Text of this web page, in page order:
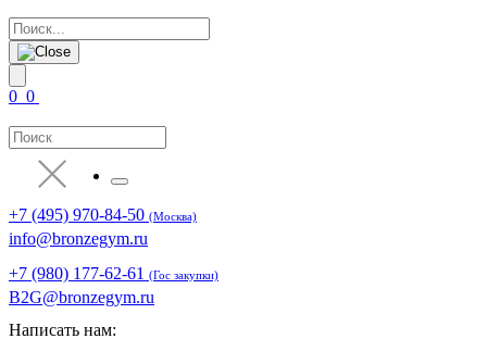
0 0
+7 (495) 970-84-50 (Москва)
info@bronzegym.ru
+7 (980) 177-62-61 (Гос закупки)
B2G@bronzegym.ru
Написать нам: